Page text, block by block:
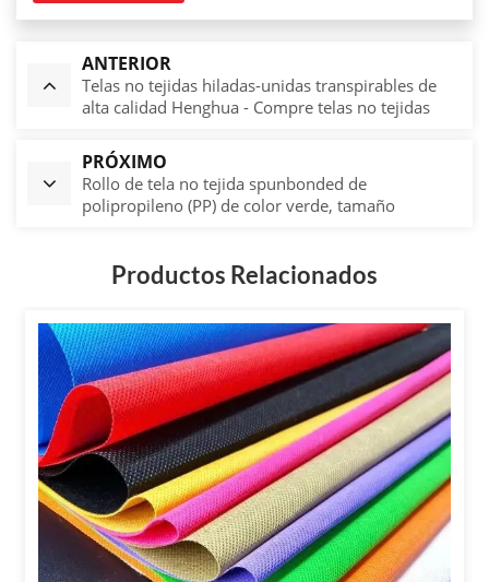
ANTERIOR
Telas no tejidas hiladas-unidas transpirables de
alta calidad Henghua - Compre telas no tejidas
PRÓXIMO
Rollo de tela no tejida spunbonded de
polipropileno (PP) de color verde, tamaño
Productos Relacionados